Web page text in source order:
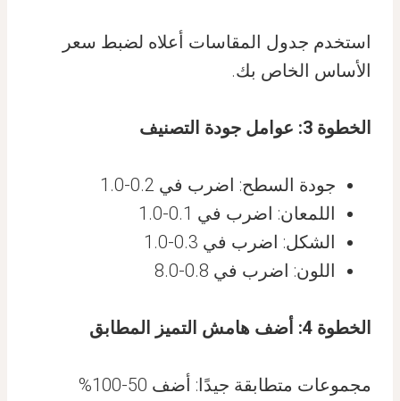
استخدم جدول المقاسات أعلاه لضبط سعر
الأساس الخاص بك.
الخطوة 3: عوامل جودة التصنيف
جودة السطح: اضرب في 0.2-1.0
اللمعان: اضرب في 0.1-1.0
الشكل: اضرب في 0.3-1.0
اللون: اضرب في 0.8-8.0
الخطوة 4: أضف هامش التميز المطابق
مجموعات متطابقة جيدًا: أضف 50-100%